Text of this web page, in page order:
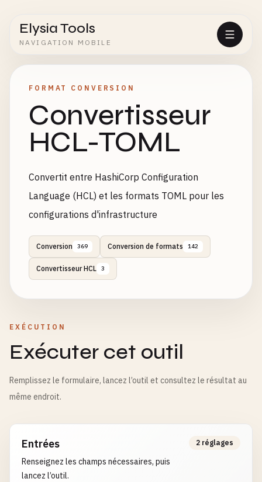
Elysia Tools
NAVIGATION MOBILE
FORMAT CONVERSION
Convertisseur
HCL-TOML
Convertit entre HashiCorp Configuration
Language (HCL) et les formats TOML pour les
configurations d'infrastructure
Conversion 369 Conversion de formats 142
Convertisseur HCL 3
EXÉCUTION
Exécuter cet outil
Remplissez le formulaire, lancez l’outil et consultez le résultat au
même endroit.
Entrées
Renseignez les champs nécessaires, puis
lancez l’outil.
2 réglages